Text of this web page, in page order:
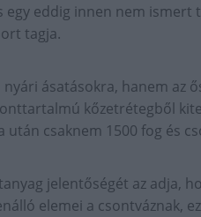
egy eddig innen nem
tagja.
nyári ásatásokra, hanem
kőzetrétegből
után csaknem 1500 fog és
jelentőségét az adja,
elemei a csontváznak,